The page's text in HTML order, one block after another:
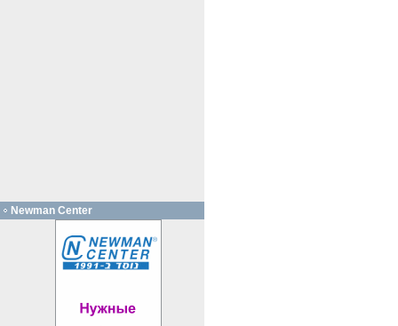
Newman Center